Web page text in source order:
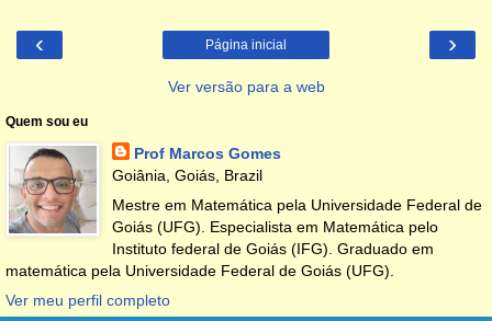
‹ ›
Página inicial
Ver versão para a web
Quem sou eu
Prof Marcos Gomes
Goiânia, Goiás, Brazil
Mestre em Matemática pela Universidade Federal de
Goiás (UFG). Especialista em Matemática pelo
Instituto federal de Goiás (IFG). Graduado em
matemática pela Universidade Federal de Goiás (UFG).
Ver meu perfil completo